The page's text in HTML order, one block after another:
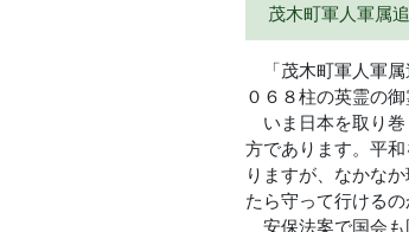
茂木町軍人軍属
「茂木町軍人軍属
０６８柱の英霊の
いま日本を取り巻
方であります。平
りますが、なかな
たら守って行ける
安保法案で国会も